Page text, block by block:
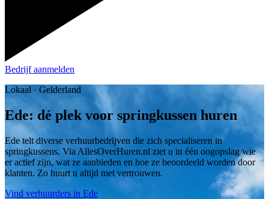
Bedrijf aanmelden
Lokaal · Gelderland
Ede: dé plek voor springkussen huren
Ede telt diverse verhuurbedrijven die zich specialiseren in
springkussens. Via AllesOverHuren.nl ziet u in één oogopslag wie
er actief zijn, wat ze aanbieden en hoe ze beoordeeld worden door
klanten. Zo huurt u altijd met vertrouwen.
Vind verhuurders in Ede